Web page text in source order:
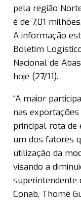
pela região
é de 7,01
A informação
Boletim
Nacional de
hoje (27/11).
“A maior
nas
principal rota de
um dos fatores
utilização da
visando a
superintendente
Conab, Thomé